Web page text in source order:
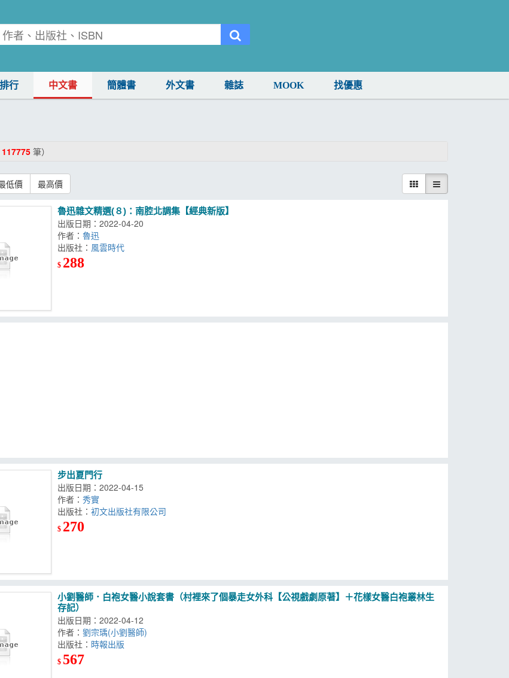
行 中文書 簡體書 外文書 雜誌 MOOK 找優惠
117775筆）
低價 最高價
魯迅雜文精選(８)：南腔北調集【經典新版】
出版日期：2022-04-20
作者：魯迅
出版社：
$ 288
步出夏門行
出版日期：2022-04-15
作者：秀實
出版社：
$ 270
小劉醫師．白袍女醫小說套書（村裡來了個暴走女外科【公視戲劇原著】＋花樣女醫白袍叢林生
存記）
出版日期：2022-04-12
作者：劉宗瑀(小劉醫師)
出版社：
$ 567